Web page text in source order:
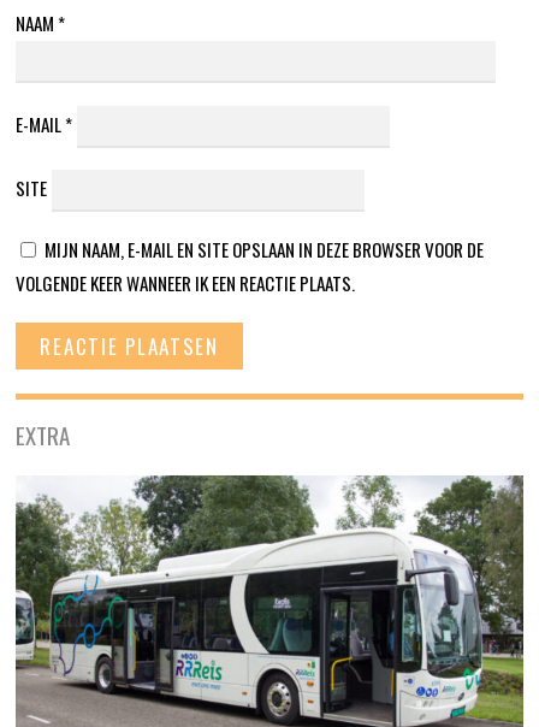
NAAM *
E-MAIL*
SITE
MIJN NAAM, E-MAIL EN SITE OPSLAAN IN DEZE BROWSER VOOR DE
VOLGENDE KEER WANNEER IK EEN REACTIE PLAATS.
EXTRA